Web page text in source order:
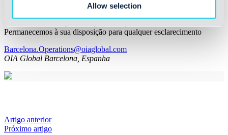
Allow selection
Permanecemos à sua disposição para qualquer esclarecimento
Barcelona.Operations@oiaglobal.com
OIA Global Barcelona, Espanha
Artigo anterior
Próximo artigo